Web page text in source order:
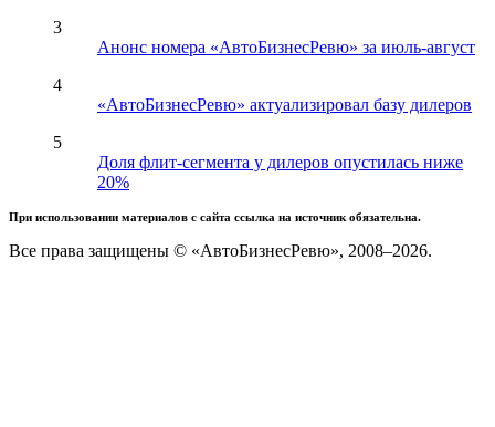
3
Анонс номера «АвтоБизнесРевю» за июль-август
4
«АвтоБизнесРевю» актуализировал базу дилеров
5
Доля флит-сегмента у дилеров опустилась ниже
20%
При использовании материалов с сайта ссылка на источник обязательна.
Все права защищены © «АвтоБизнесРевю», 2008–2026.